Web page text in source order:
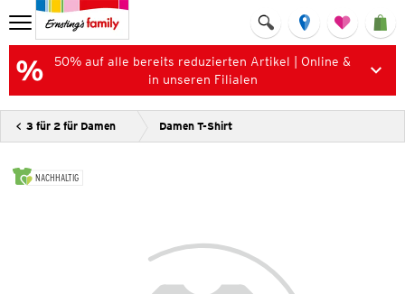
50% auf alle bereits reduzierten Artikel | Online &
in unseren Filialen
3 für 2 für Damen Damen T-Shirt
NACHHALTIG